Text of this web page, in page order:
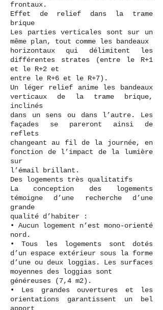
frontaux.
Effet de relief dans la trame
brique
Les parties verticales sont sur un
même plan, tout comme les bandeaux
horizontaux qui délimitent les
différentes strates (entre le R+1
et le R+2 et
entre le R+6 et le R+7).
Un léger relief anime les bandeaux
verticaux de la trame brique,
inclinés
dans un sens ou dans l’autre. Les
façades se pareront ainsi de
reflets
changeant au fil de la journée, en
fonction de l’impact de la lumière
sur
l’émail brillant.
Des logements très qualitatifs
La conception des logements
témoigne d’une recherche d’une
grande
qualité d’habiter :
• Aucun logement n’est mono-orienté
nord.
• Tous les logements sont dotés
d’un espace extérieur sous la forme
d’une ou deux loggias. Les surfaces
moyennes des loggias sont
généreuses (7,4 m2).
• Les grandes ouvertures et les
orientations garantissent un bel